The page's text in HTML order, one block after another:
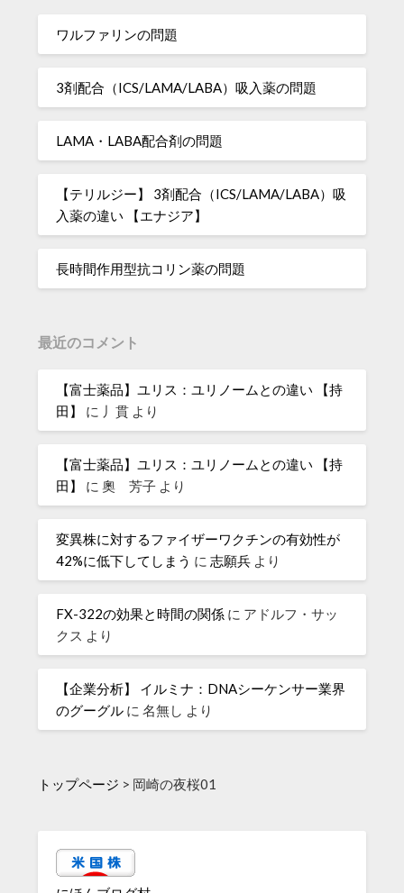
ワルファリンの問題
3剤配合（ICS/LAMA/LABA）吸入薬の問題
LAMA・LABA配合剤の問題
【テリルジー】 3剤配合（ICS/LAMA/LABA）吸
入薬の違い 【エナジア】
長時間作用型抗コリン薬の問題
最近のコメント
【富士薬品】ユリス：ユリノームとの違い 【持
田】
に 丿貫 より
【富士薬品】ユリス：ユリノームとの違い 【持
田】
に奧 芳子 より
変異株に対するファイザーワクチンの有効性が
42%に低下してしまう に志願兵 より
FX-322の効果と時間の関係 に アドルフ・サッ
クス より
【企業分析】 イルミナ：DNAシーケンサー業界
のグーグル に名無し より
トップページ > 岡崎の夜桜01